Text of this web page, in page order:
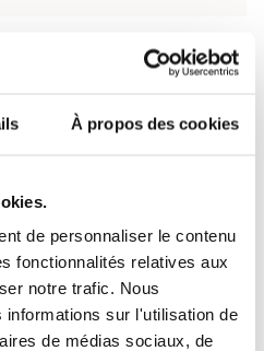
À propos des cookies
de personnaliser le contenu
fonctionnalités relatives aux
notre trafic. Nous
informations sur l'utilisation de
de médias sociaux, de
et en Allemagne
CTCSS)
50
104 normaux + 104
inversés